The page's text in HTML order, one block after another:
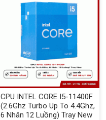
CPU INTEL CORE I5-11400F
(2.6Ghz Turbo Up To 4.4Ghz,
6 Nhân 12 Luồng) Tray New